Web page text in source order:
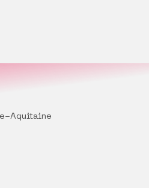
Aquitaine